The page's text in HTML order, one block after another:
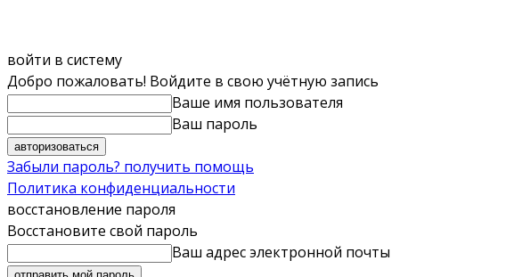
войти в систему
Добро пожаловать! Войдите в свою учётную запись
Ваше имя пользователя
Ваш пароль
Забыли пароль? получить помощь
Политика конфиденциальности
восстановление пароля
Восстановите свой пароль
Ваш адрес электронной почты